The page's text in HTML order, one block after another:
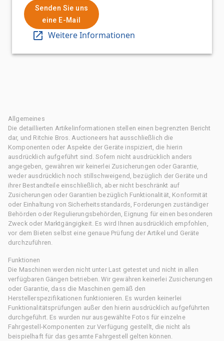
Senden Sie uns
eine E-Mail
Weitere Informationen
Allgemeines
Die detaillierten Artikelinformationen stellen einen begrenzten Bericht
dar, und Ritchie Bros. Auctioneers hat ausschließlich die
Komponenten oder Aspekte der Geräte inspiziert, die hierin
ausdrücklich aufgeführt sind. Sofern nicht ausdrücklich anders
angegeben, gewähren wir keinerlei Zusicherungen oder Garantie,
weder ausdrücklich noch stillschweigend, bezüglich der Geräte und
ihrer Bestandteile einschließlich, aber nicht beschränkt auf
Zusicherungen oder Garantien bezüglich Funktionalität, Konformität
oder Einhaltung von Sicherheitsstandards, Forderungen zuständiger
Behörden oder Regulierungsbehörden, Eignung für einen besonderen
Zweck oder Marktgängigkeit. Es wird Ihnen ausdrücklich empfohlen,
vor dem Bieten selbst eine genaue Prüfung der Artikel und Geräte
durchzuführen.
Funktionen
Die Maschinen werden nicht unter Last getestet und nicht in allen
verfügbaren Gängen betrieben. Wir gewähren keinerlei Zusicherungen
oder Garantie, dass die Maschinen gemäß den
Herstellerspezifikationen funktionieren. Es wurden keinerlei
Funktionalitätsprüfungen außer den hierin ausdrücklich aufgeführten
durchgeführt. Es wurden nur ausgewählte Fotos für einzelne
Fahrgestell-Komponenten zur Verfügung gestellt, die nicht als
beispielhaft für das gesamte Fahrgestell gelten können.